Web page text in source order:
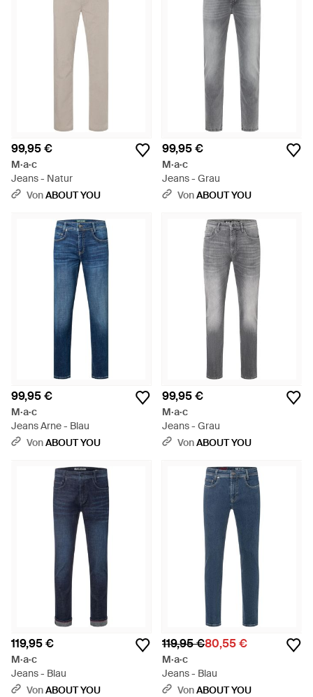
99,95 €
M·a·c
Jeans - Natur
VonABOUT YOU
99,95 €
M·a·c
Jeans - Grau
VonABOUT YOU
99,95 €
M·a·c
Jeans Arne - Blau
VonABOUT YOU
99,95 €
M·a·c
Jeans - Grau
VonABOUT YOU
119,95 €
M·a·c
Jeans - Blau
VonABOUT YOU
119,95 €80,55 €
M·a·c
Jeans - Blau
VonABOUT YOU